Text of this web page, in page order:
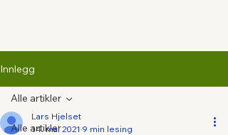
Innlegg
Alle artikler
Alle artikler
Lars Hjelset
14. mai 2021 9 min lesing